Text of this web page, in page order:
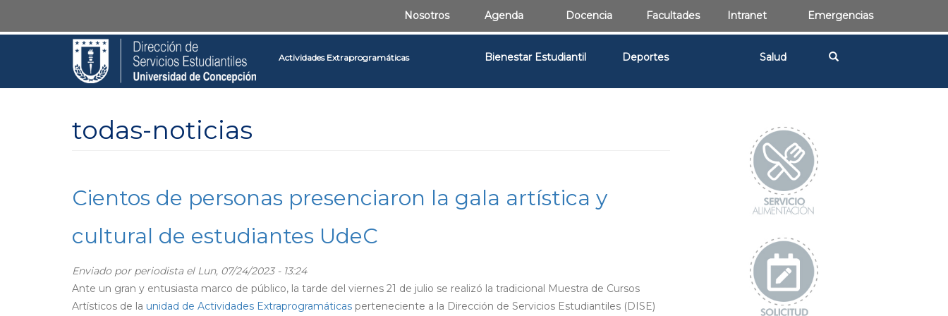
Nosotros Agenda Docencia Facultades Intranet Emergencias
Actividades Extraprogramáticas Bienestar Estudiantil Deportes Salud
todas-noticias
Cientos de personas presenciaron la gala artística y
cultural de estudiantes UdeC
Enviado por periodista el Lun, 07/24/2023 - 13:24
Ante un gran y entusiasta marco de público, la tarde del viernes 21 de julio se realizó la tradicional Muestra de Cursos
Artísticos de la unidad de Actividades Extraprogramáticas perteneciente a la Dirección de Servicios Estudiantiles (DISE)